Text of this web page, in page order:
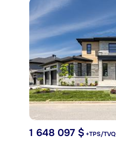
1 648 097 $ +TPS/TVQ